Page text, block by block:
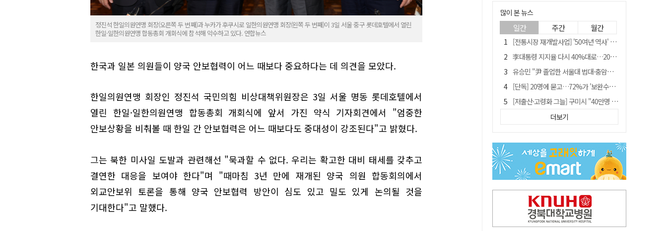
정진석 한일의원연맹 회장(오른쪽 두 번째)과 누카가 후쿠시로 일한의원연맹 회장(왼쪽 두 번째)이 3일 서울 중구 롯데호텔에서 열린
한일·일한의원연맹 합동총회 개회식에 참석해 악수하고 있다. 연합뉴스
한국과 일본 의원들이 양국 안보협력이 어느 때보다 중요하다는 데 의견을 모았다.
한일의원연맹 회장인 정진석 국민의힘 비상대책위원장은 3일 서울 명동 롯데호텔에서
열린 한일·일한의원연맹 합동총회 개회식에 앞서 가진 약식 기자회견에서 "엄중한
안보상황을 비춰볼 때 한일 간 안보협력은 어느 때보다도 중대성이 강조된다"고 밝혔다.
그는 북한 미사일 도발과 관련해선 "묵과할 수 없다. 우리는 확고한 대비 태세를 갖추고
결연한 대응을 보여야 한다"며 "때마침 3년 만에 재개된 양국 의원 합동회의에서
외교안보위 토론을 통해 양국 안보협력 방안이 심도 있고 밀도 있게 논의될 것을
기대한다"고 말했다.
많이 본 뉴스
일간 주간 월간
[전통시장 재개발사업] '50여년 역사' 수성시장 자리에 25층 주상복합 들어선다
李대통령 지지율 다시 40%대로…20대는 18.8%p 급락
유승민 "尹 졸업한 서울대 법대·충암고도 없애야"…李 육사 통합 직격
[단독] 20명에 묻고…72%가 '보완수사권 폐지'?
[저출산·고령화 그늘] 구미시 "40만명 사수" 고령군 "3만명대 회복"
[전통시장 재개발사업] 신천시장 재개발, 준공 후에도 소송전
안동-사가에, "50년 우정 넘어 미래 50년 함께 연다"
[인사]경상북도
"김용민, 흑백논리로 세상 보는 듯" 검찰 내부서 지탄
더보기